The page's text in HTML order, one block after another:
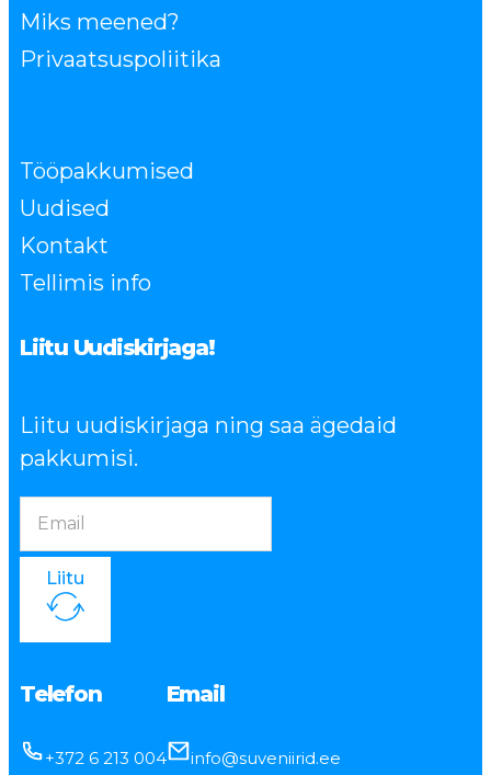
Miks meened?
Privaatsuspoliitika
Tööpakkumised
Uudised
Kontakt
Tellimis info
Liitu Uudiskirjaga!
Liitu uudiskirjaga ning saa ägedaid
pakkumisi.
Liitu
Telefon
+372 6 213 004
Email
info@suveniirid.ee